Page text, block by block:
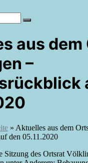
aus
–
» Aktuelles aus dem
den 05.11.2020
Sitzung des Ortsrat